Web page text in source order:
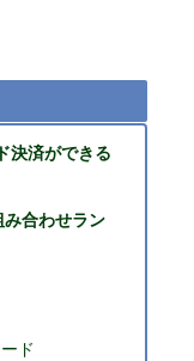
決済ができる
合わせラン
ド